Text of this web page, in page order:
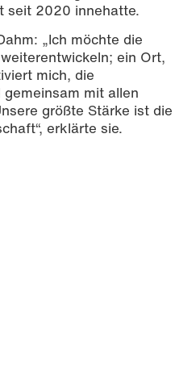
Prof. Dr. Susanne
seit 2020 innehatte.
„Ich möchte die
ein Ort,
mich, die
mit allen
größte Stärke ist die
erklärte sie.